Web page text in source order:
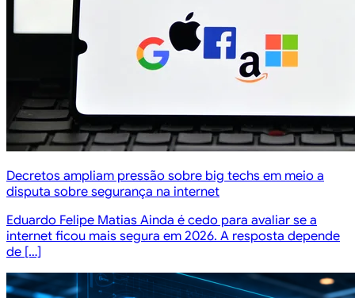
Decretos ampliam pressão sobre big techs em meio a
disputa sobre segurança na internet
Eduardo Felipe Matias Ainda é cedo para avaliar se a
internet ficou mais segura em 2026. A resposta depende
de […]